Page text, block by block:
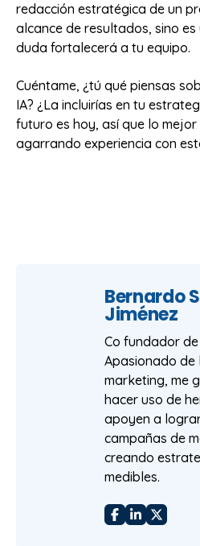
redacción estratégica de un
alcance de resultados, sino
duda fortalecerá a tu equipo.
Cuéntame, ¿tú qué piensas
IA? ¿La incluirías en tu
futuro es hoy, así que lo
agarrando experiencia con
Bernardo
Jiménez
Co fundador de
Apasionado de
marketing, me
hacer uso de
apoyen a
campañas de
creando
medibles.